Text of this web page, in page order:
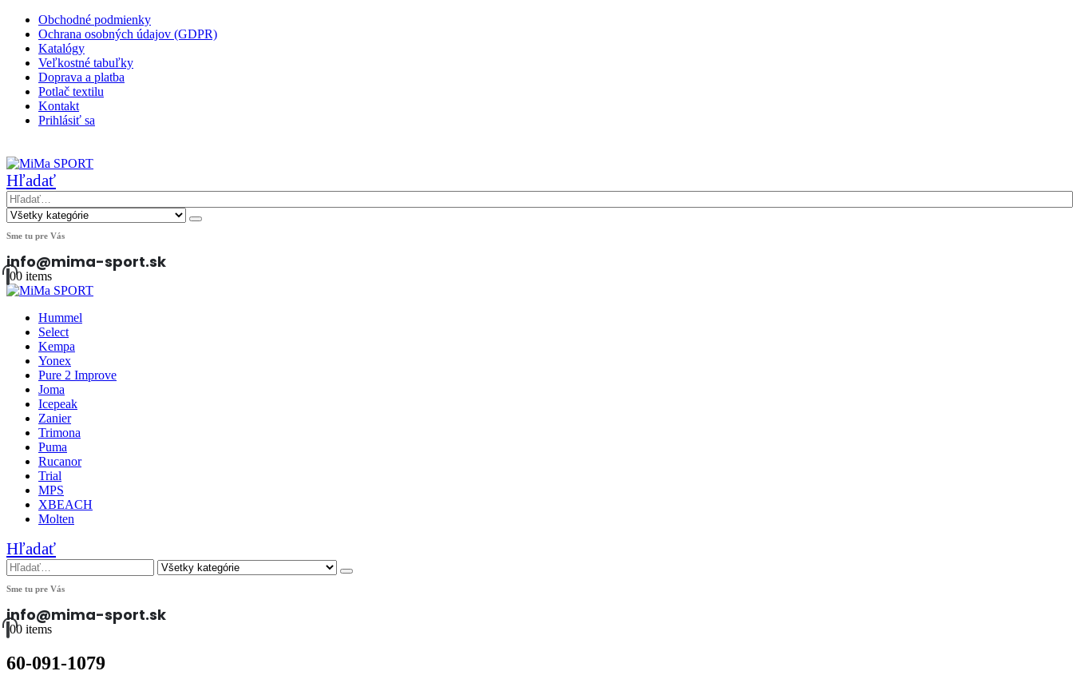
Obchodné podmienky
Ochrana osobných údajov (GDPR)
Katalógy
Veľkostné tabuľky
Doprava a platba
Potlač textilu
Kontakt
Prihlásiť sa
Hľadať
Sme tu pre Vás
info@mima-sport.sk
00 items
Hummel
Select
Kempa
Yonex
Pure 2 Improve
Joma
Icepeak
Zanier
Trimona
Puma
Rucanor
Trial
MPS
XBEACH
Molten
Hľadať
Sme tu pre Vás
info@mima-sport.sk
00 items
60-091-1079